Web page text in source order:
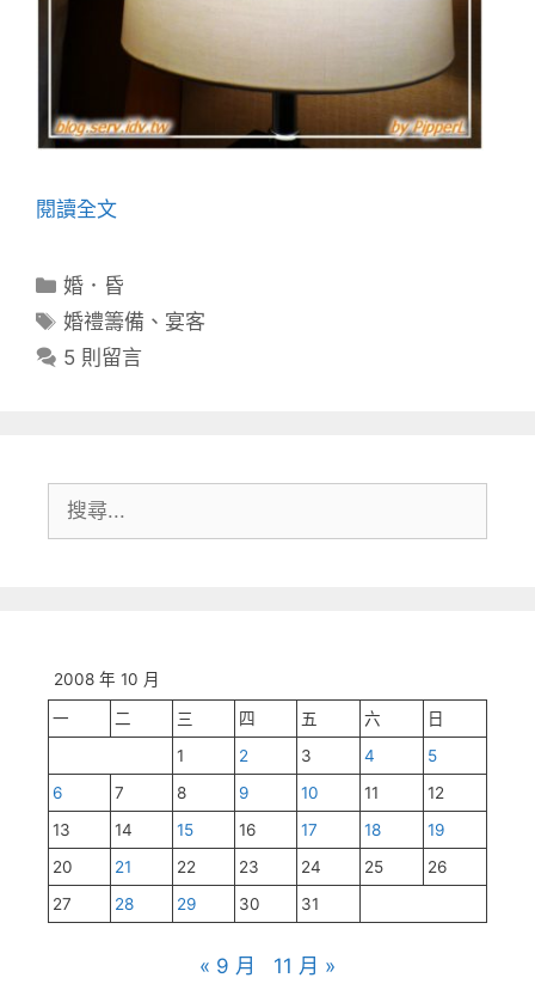
閱讀全文
分
類
婚．昏
標
籤
婚禮籌備 、 宴客
5 則留言
尋:
2008 年 10 月
一 二 三 四 五 六
日
1
2 3 4
5
6
7 8 9 10 11
12
13
14 15 16 17 18
19
20
21 22 23 24 25
26
27
28 29 30 31
« 9 月 11 月 »